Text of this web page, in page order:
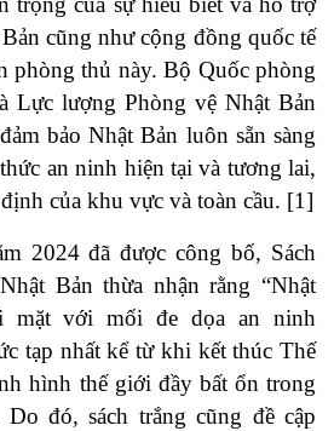
cũng như cộng đồng quốc tế
​​phòng thủ này. Bộ Quốc phòng
Lực lượng Phòng vệ Nhật Bản
bảo Nhật Bản luôn sẵn sàng
an ninh hiện tại và tương lai,
của khu vực và toàn cầu. [1]
2024 đã được công bố, Sách
Bản thừa nhận rằng “Nhật
mặt với mối đe dọa an ninh
tạp nhất kể từ khi kết thúc Thế
hình thế giới đầy bất ổn trong
đó, sách trắng cũng đề cập